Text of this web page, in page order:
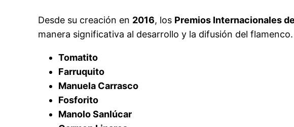
Desde su creación en 2016, los Premios Internacionales
manera significativa al desarrollo y la difusión del
Tomatito
Farruquito
Manuela Carrasco
Fosforito
Manolo Sanlúcar